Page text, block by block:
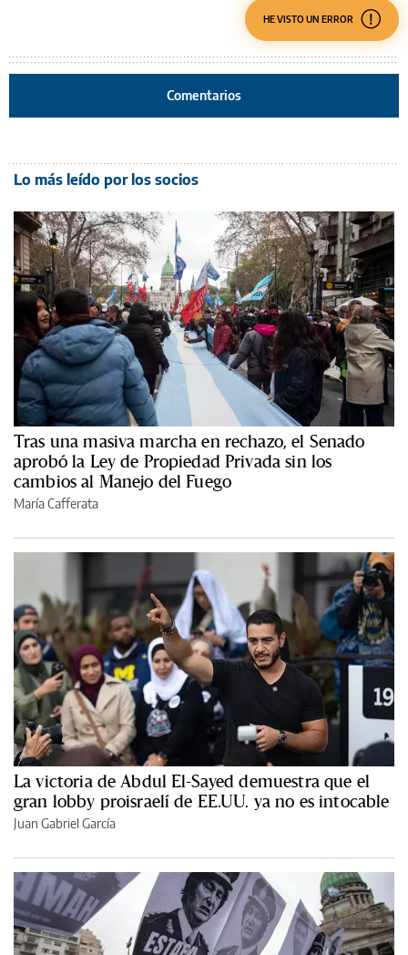
HE VISTO UN ERROR
Comentarios
Lo más leído por los socios
Tras una masiva marcha en rechazo, el Senado
aprobó la Ley de Propiedad Privada sin los
cambios al Manejo del Fuego
María Cafferata
La victoria de Abdul El-Sayed demuestra que el
gran lobby proisraelí de EE.UU. ya no es intocable
Juan Gabriel García